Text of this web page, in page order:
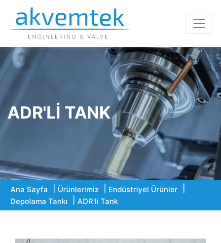
ADR'LI TANK
Ana Sayfa Ürünlerimiz
Endüstriyel Ürünler
Depolama Tankı
ADR'li Tank